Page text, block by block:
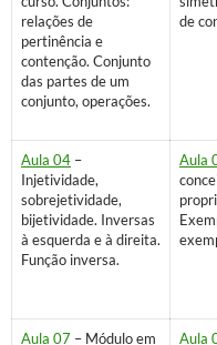
relações de
pertinência e
contenção. Conjunto
das partes de um
conjunto, operações.
de
Aula 04 –
Injetividade,
sobrejetividade,
bijetividade. Inversas
à esquerda e à direita.
Função inversa.
Aula
Aula 07 – Módulo em
Aula